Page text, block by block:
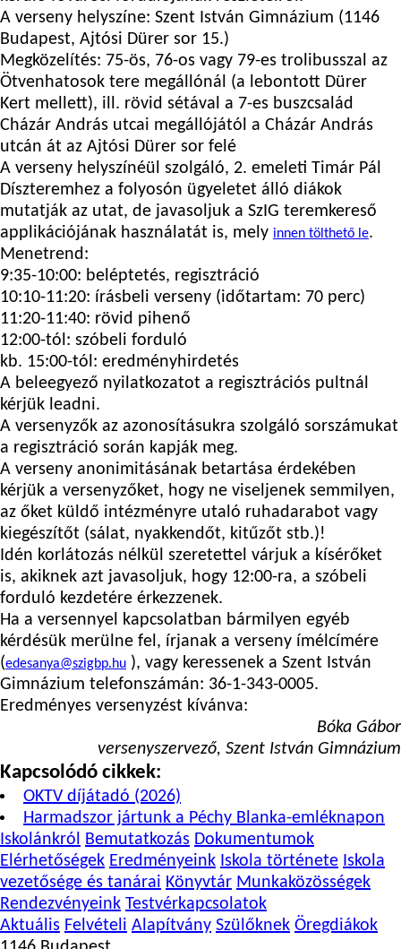
A verseny helyszíne: Szent István Gimnázium (1146
Budapest, Ajtósi Dürer sor 15.)
Megközelítés: 75-ös, 76-os vagy 79-es trolibusszal az
Ötvenhatosok tere megállónál (a lebontott Dürer
Kert mellett), ill. rövid sétával a 7-es buszcsalád
Cházár András utcai megállójától a Cházár András
utcán át az Ajtósi Dürer sor felé
A verseny helyszínéül szolgáló, 2. emeleti Timár Pál
Díszteremhez a folyosón ügyeletet álló diákok
mutatják az utat, de javasoljuk a SzIG teremkereső
applikációjának használatát is, mely innen tölthető le.
Menetrend:
9:35-10:00: beléptetés, regisztráció
10:10-11:20: írásbeli verseny (időtartam: 70 perc)
11:20-11:40: rövid pihenő
12:00-tól: szóbeli forduló
kb. 15:00-tól: eredményhirdetés
A beleegyező nyilatkozatot a regisztrációs pultnál
kérjük leadni.
A versenyzők az azonosításukra szolgáló sorszámukat
a regisztráció során kapják meg.
A verseny anonimitásának betartása érdekében
kérjük a versenyzőket, hogy ne viseljenek semmilyen,
az őket küldő intézményre utaló ruhadarabot vagy
kiegészítőt (sálat, nyakkendőt, kitűzőt stb.)!
Idén korlátozás nélkül szeretettel várjuk a kísérőket
is, akiknek azt javasoljuk, hogy 12:00-ra, a szóbeli
forduló kezdetére érkezzenek.
Ha a versennyel kapcsolatban bármilyen egyéb
kérdésük merülne fel, írjanak a verseny ímélcímére
(edesanya@szigbp.hu ), vagy keressenek a Szent István
Gimnázium telefonszámán: 36-1-343-0005.
Eredményes versenyzést kívánva:
Bóka Gábor
versenyszervező, Szent István Gimnázium
Kapcsolódó cikkek:
OKTV díjátadó (2026)
Harmadszor jártunk a Péchy Blanka-emléknapon
Iskolánkról Bemutatkozás Dokumentumok
Elérhetőségek Eredményeink Iskola története Iskola
vezetősége és tanárai Könyvtár Munkaközösségek
Rendezvényeink Testvérkapcsolatok
Aktuális Felvételi Alapítvány Szülőknek Öregdiákok